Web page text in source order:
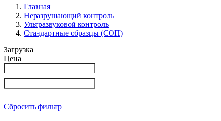
Главная
Неразрушающий контроль
Ультразвуковой контроль
Стандартные образцы (СОП)
Загрузка
Цена
Сбросить фильтр